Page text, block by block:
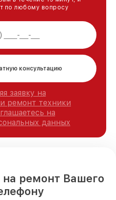
по любому вопросу
консультацию
заявку на
ремонт техники
на
данных
на ремонт Вашего